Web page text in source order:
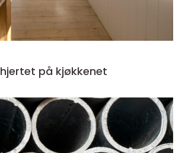
Kjøkkenvask hjertet på kjøkkenet